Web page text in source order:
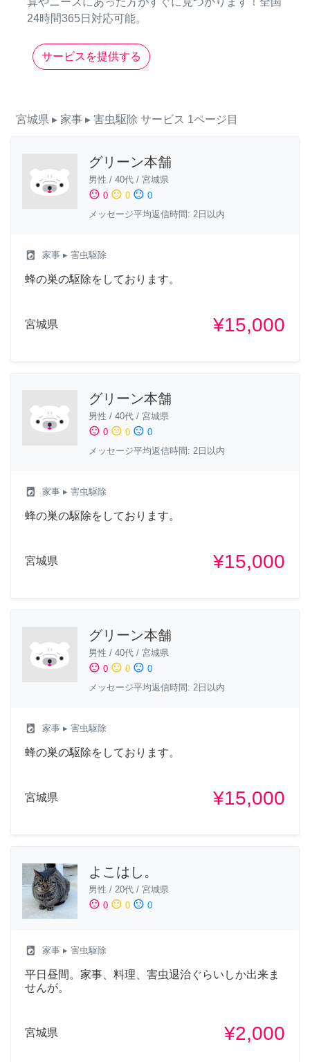
24時間365日対応可能。
サービスを提供する
宮城県 ▸ 家事 ▸ 害虫駆除 サービス 1ページ目
グリーン本舗
男性 / 40代 / 宮城県
sentiment_satisfied 0 sentiment_neutral 0 sentiment_dissatisfied 0
メッセージ平均返信時間: 2日以内
local_laundry_service 家事 ▸ 害虫駆除
蜂の巣の駆除をしております。
宮城県 ¥15,000
グリーン本舗
男性 / 40代 / 宮城県
sentiment_satisfied 0 sentiment_neutral 0 sentiment_dissatisfied 0
メッセージ平均返信時間: 2日以内
local_laundry_service 家事 ▸ 害虫駆除
蜂の巣の駆除をしております。
宮城県 ¥15,000
グリーン本舗
男性 / 40代 / 宮城県
sentiment_satisfied 0 sentiment_neutral 0 sentiment_dissatisfied 0
メッセージ平均返信時間: 2日以内
local_laundry_service 家事 ▸ 害虫駆除
蜂の巣の駆除をしております。
宮城県 ¥15,000
よこはし。
男性 / 20代 / 宮城県
sentiment_satisfied 0 sentiment_neutral 0 sentiment_dissatisfied 0
local_laundry_service 家事 ▸ 害虫駆除
平日昼間。家事、料理、害虫退治ぐらいしか出来ま
せんが。
宮城県 ¥2,000